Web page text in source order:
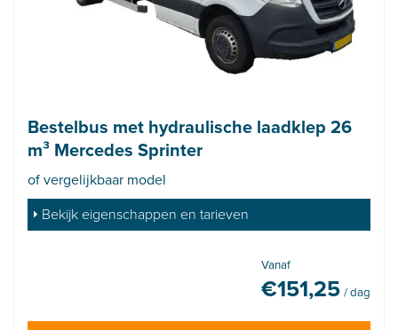
Bestelbus met hydraulische laadklep 26
m³ Mercedes Sprinter
of vergelijkbaar model
Bekijk eigenschappen en tarieven
Vanaf
€151,25 / dag